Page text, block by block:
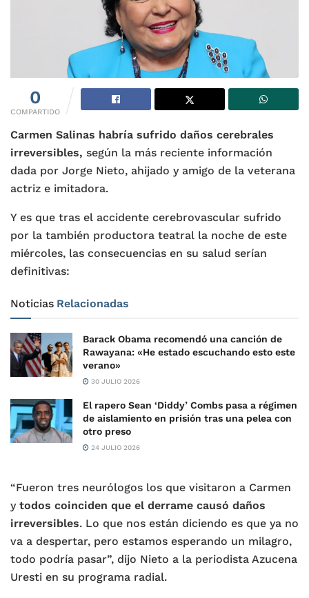
0
COMPARTIDO
Carmen Salinas habría sufrido daños cerebrales
irreversibles, según la más reciente información
dada por Jorge Nieto, ahijado y amigo de la veterana
actriz e imitadora.
Y es que tras el accidente cerebrovascular sufrido
por la también productora teatral la noche de este
miércoles, las consecuencias en su salud serían
definitivas:
Noticias Relacionadas
Barack Obama recomendó una canción de
Rawayana: «He estado escuchando esto este
verano»
30 JULIO 2026
El rapero Sean ‘Diddy’ Combs pasa a régimen
de aislamiento en prisión tras una pelea con
otro preso
24 JULIO 2026
“Fueron tres neurólogos los que visitaron a Carmen
ytodos coinciden que el derrame causó daños
irreversibles. Lo que nos están diciendo es que ya no
va a despertar, pero estamos esperando un milagro,
todo podría pasar”, dijo Nieto a la periodista Azucena
Uresti en su programa radial.